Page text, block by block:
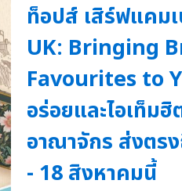
ท็อปส์ เสิร์ฟแค
UK: Bringing
Favourites to
อร่อยและไอเท็ม
อาณาจักร ส่งตร
- 18 สิงหาคมนี้